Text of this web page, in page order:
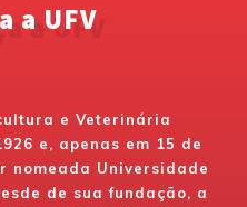
a UFV
e Veterinária
e, apenas em 15 de
nomeada Universidade
de sua fundação, a